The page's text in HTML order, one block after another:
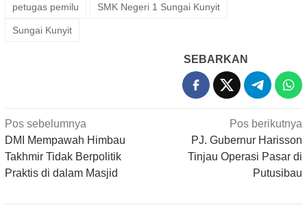
petugas pemilu SMK Negeri 1 Sungai Kunyit
Sungai Kunyit
SEBARKAN
Navigasi
pos
Pos sebelumnya
DMI Mempawah Himbau
Takhmir Tidak Berpolitik
Praktis di dalam Masjid
Pos berikutnya
PJ. Gubernur Harisson
Tinjau Operasi Pasar di
Putusibau